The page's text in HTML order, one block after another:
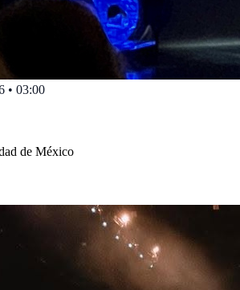
• 03:00
de México